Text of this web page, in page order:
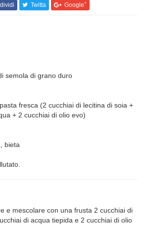
Twitta Google+
semola di grano duro
fresca (2 cucchiai di lecitina di soia +
+ 2 cucchiai di olio evo)
bieta
e mescolare con una frusta 2 cucchiai di
di acqua tiepida e 2 cucchiai di olio